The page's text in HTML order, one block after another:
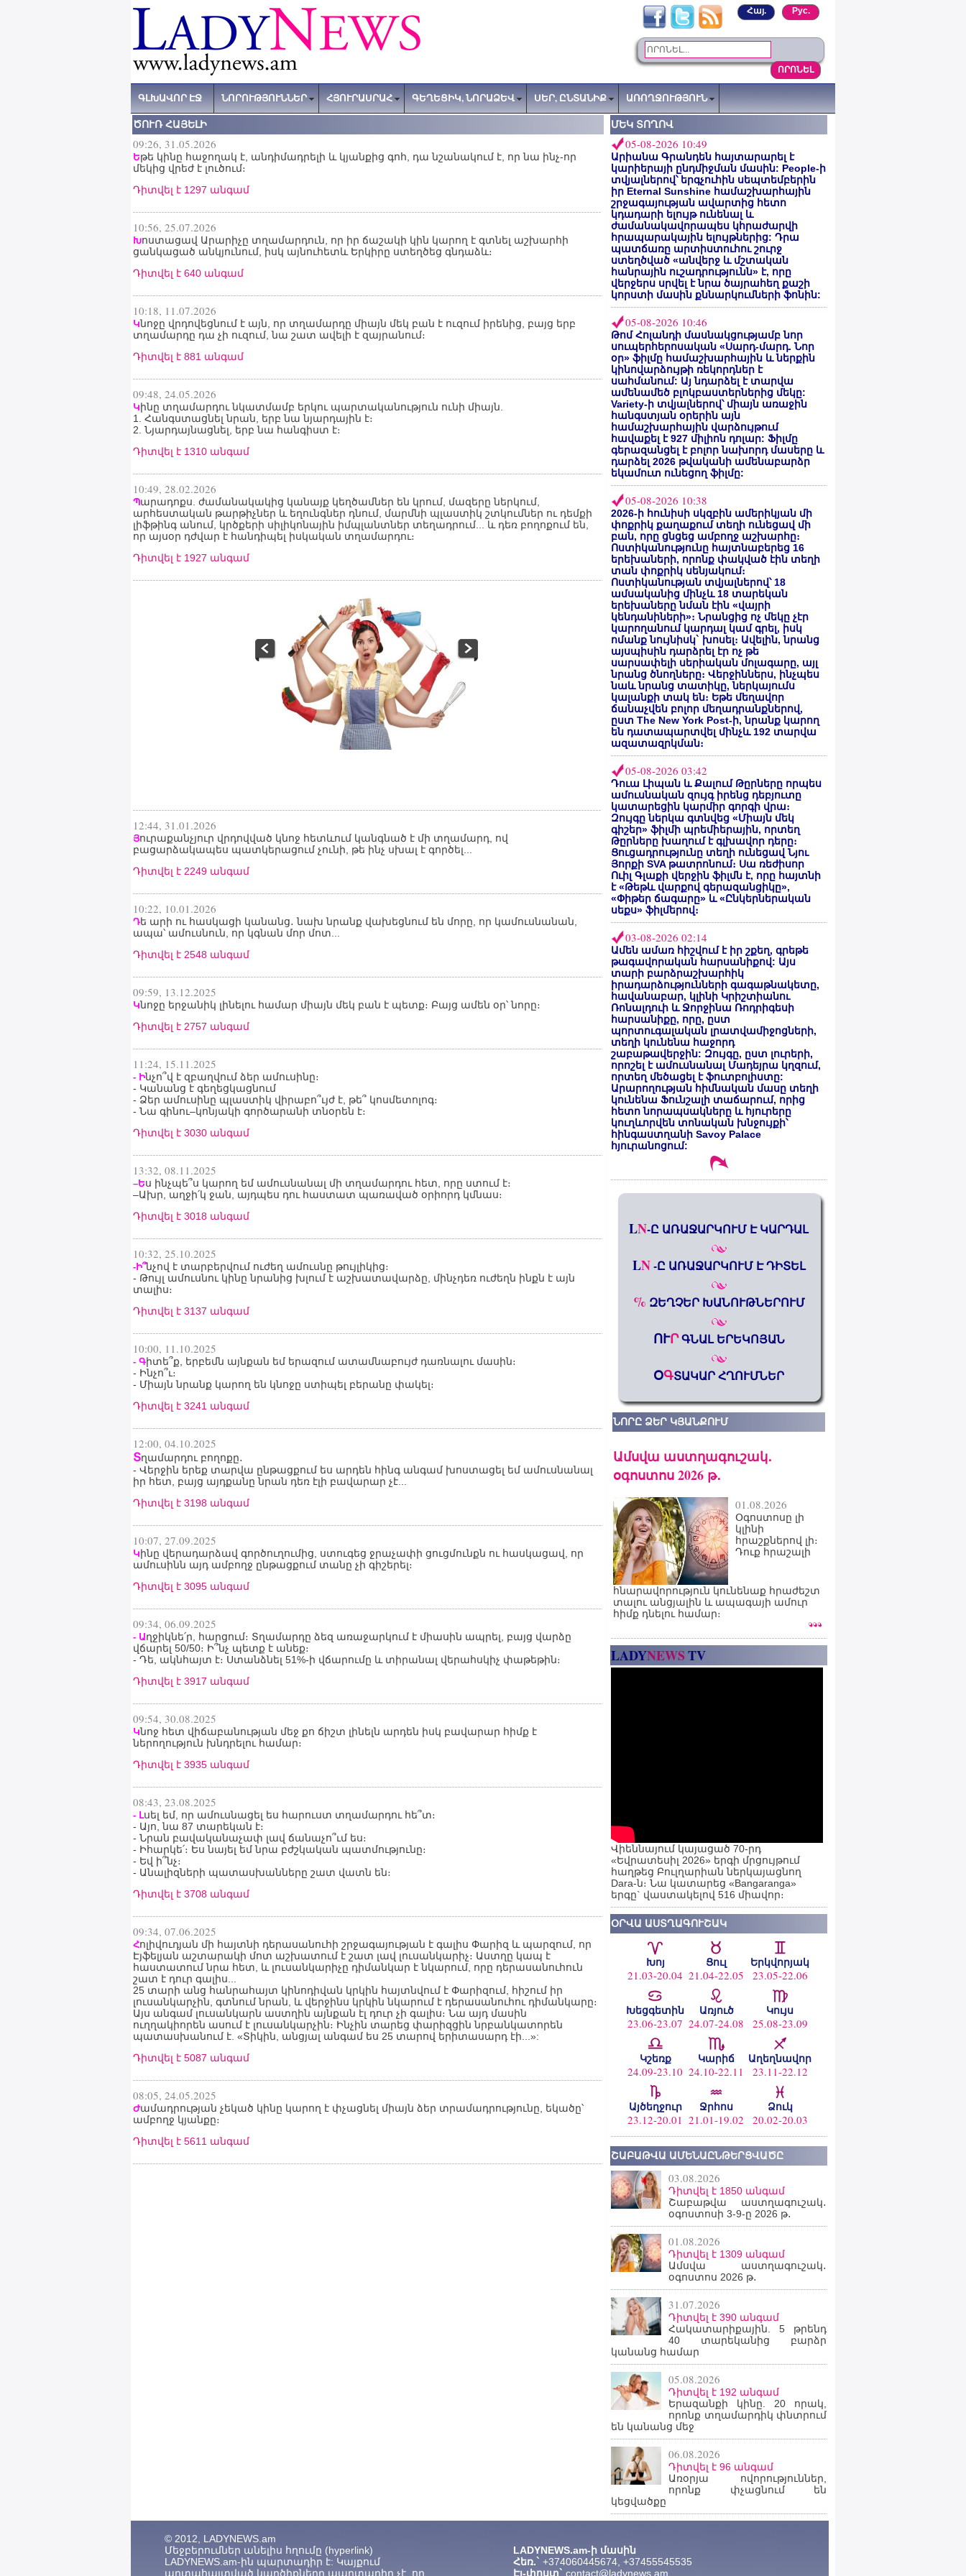
Рус.
Հայ.
ԳԼԽԱՎՈՐ ԷՋ ՆՈՐՈՒԹՅՈՒՆՆԵՐ ՀՅՈՒՐԱՍՐԱՀ ԳԵՂԵՑԻԿ, ՆՈՐԱՁԵՎ ՍԵՐ, ԸՆՏԱՆԻՔ ԱՌՈՂՋՈՒԹՅՈՒՆ
ԾՈՒՌ ՀԱՅԵԼԻ
09:26, 31.05.2026
Եթե կինը հաջողակ է, անդիմադրելի և կյանքից գոհ, դա նշանակում է, որ նա ինչ-որ
մեկից վրեժ է լուծում։
Դիտվել է 1297 անգամ
10:56, 25.07.2026
Խոստացավ Արարիչը տղամարդուն, որ իր ճաշակի կին կարող է գտնել աշխարհի
ցանկացած անկյունում, իսկ այնուհետև Երկիրը ստեղծեց գնդաձև։
Դիտվել է 640 անգամ
10:18, 11.07.2026
Կնոջը վրդովեցնում է այն, որ տղամարդը միայն մեկ բան է ուզում իրենից, բայց երբ
տղամարդը դա չի ուզում, նա շատ ավելի է զայրանում։
Դիտվել է 881 անգամ
09:48, 24.05.2026
Կինը տղամարդու նկատմամբ երկու պարտականություն ունի միայն.
1. Հանգստացնել նրան, երբ նա նյարդային է։
2. Նյարդայնացնել, երբ նա հանգիստ է։
Դիտվել է 1310 անգամ
10:49, 28.02.2026
Պարադոքս. ժամանակակից կանայք կեղծամներ են կրում, մազերը ներկում,
արհեստական թարթիչներ և եղունգներ դնում, մարմնի պլաստիկ շտկումներ ու դեմքի
լիֆթինգ անում, կրծքերի սիլիկոնային իմպլանտներ տեղադրում... և դեռ բողոքում են,
որ այսօր դժվար է հանդիպել իսկական տղամարդու։
Դիտվել է 1927 անգամ
12:44, 31.01.2026
Յուրաքանչյուր վրդովված կնոջ հետևում կանգնած է մի տղամարդ, ով
բացարձակապես պատկերացում չունի, թե ինչ սխալ է գործել...
Դիտվել է 2249 անգամ
10:22, 10.01.2026
Դե արի ու հասկացի կանանց․ նախ նրանք վախեցնում են մորը, որ կամուսնանան,
ապա՝ ամուսնուն, որ կգնան մոր մոտ...
Դիտվել է 2548 անգամ
09:59, 13.12.2025
Կնոջը երջանիկ լինելու համար միայն մեկ բան է պետք։ Բայց ամեն օր՝ նորը։
Դիտվել է 2757 անգամ
11:24, 15.11.2025
- Ինչո՞վ է զբաղվում ձեր ամուսինը։
- Կանանց է գեղեցկացնում
- Ձեր ամուսինը պլաստիկ վիրաբո՞ւյժ է, թե՞ կոսմետոլոգ։
- Նա գինու–կոնյակի գործարանի տնօրեն է։
Դիտվել է 3030 անգամ
13:32, 08.11.2025
–Ես ինչպե՞ս կարող եմ ամուսնանալ մի տղամարդու հետ, որը ստում է։
–Ախր, աղջի՛կ ջան, այդպես դու հաստատ պառաված օրիորդ կմնաս։
Դիտվել է 3018 անգամ
10:32, 25.10.2025
-Ի՞նչով է տարբերվում ուժեղ ամուսնը թույլիկից։
- Թույլ ամուսնու կինը նրանից խլում է աշխատավարձը, մինչդեռ ուժեղն ինքն է այն
տալիս։
Դիտվել է 3137 անգամ
10:00, 11.10.2025
- Գիտե՞ք, երբեմն այնքան եմ երազում ատամնաբույժ դառնալու մասին։
- Ինչո՞ւ։
- Միայն նրանք կարող են կնոջը ստիպել բերանը փակել։
Դիտվել է 3241 անգամ
12:00, 04.10.2025
Տղամարդու բողոքը․
- Վերջին երեք տարվա ընթացքում ես արդեն հինգ անգամ խոստացել եմ ամուսնանալ
իր հետ, բայց այդքանը նրան դեռ էլի բավարար չէ...
Դիտվել է 3198 անգամ
10:07, 27.09.2025
Կինը վերադարձավ գործուղումից, ստուգեց ջրաչափի ցուցմունքն ու հասկացավ, որ
ամուսինն այդ ամբողջ ընթացքում տանը չի գիշերել։
Դիտվել է 3095 անգամ
09:34, 06.09.2025
- Աղջիկնե՛ր, հարցում։ Տղամարդը ձեզ առաջարկում է միասին ապրել, բայց վարձը
վճարել 50/50։ Ի՞նչ պետք է անեք։
- Դե, ակնհայտ է։ Ստանձնել 51%-ի վճարումը և տիրանալ վերահսկիչ փաթեթին։
Դիտվել է 3917 անգամ
09:54, 30.08.2025
Կնոջ հետ վիճաբանության մեջ քո ճիշտ լինելն արդեն իսկ բավարար հիմք է
ներողություն խնդրելու համար։
Դիտվել է 3935 անգամ
08:43, 23.08.2025
- Լսել եմ, որ ամուսնացել ես հարուստ տղամարդու հե՞տ։
- Այո, նա 87 տարեկան է։
- Նրան բավականաչափ լավ ճանաչո՞ւմ ես։
- Իհարկե՛։ Ես նայել եմ նրա բժշկական պատմությունը։
- Եվ ի՞նչ։
- Անալիզների պատասխանները շատ վատն են։
Դիտվել է 3708 անգամ
09:34, 07.06.2025
Հոլիվուդյան մի հայտնի դերասանուհի շրջագայության է գալիս Փարիզ և պարզում, որ
Էյֆելյան աշտարակի մոտ աշխատում է շատ լավ լուսանկարիչ։ Աստղը կապ է
հաստատում նրա հետ, և լուսանկարիչը դիմանկար է նկարում, որը դերասանուհուն
շատ է դուր գալիս...
25 տարի անց հանրահայտ կինոդիվան կրկին հայտնվում է Փարիզում, հիշում իր
լուսանկարչին, գտնում նրան, և վերջինս կրկին նկարում է դերասանուհու դիմանկարը։
Այս անգամ լուսանկարն աստղին այնքան էլ դուր չի գալիս։ Նա այդ մասին
ուղղակիորեն ասում է լուսանկարչին։ Ինչին տարեց փարիզցին նրբանկատորեն
պատասխանում է. «Տիկին, անցյալ անգամ ես 25 տարով երիտասարդ էի...»:
Դիտվել է 5087 անգամ
08:05, 24.05.2025
Ժամադրության չեկած կինը կարող է փչացնել միայն ձեր տրամադրությունը, եկածը՝
ամբողջ կյանքը։
Դիտվել է 5611 անգամ
ՄԵԿ ՏՈՂՈՎ
05-08-2026 10:49
Արիանա Գրանդեն հայտարարել է
կարիերայի ընդմիջման մասին: People-ի
տվյալներով՝ երգչուհին սեպտեմբերին
իր Eternal Sunshine համաշխարհային
շրջագայության ավարտից հետո
կդադարի ելույթ ունենալ և
ժամանակավորապես կհրաժարվի
հրապարակային ելույթներից: Դրա
պատճառը արտիստուհու շուրջ
ստեղծված «անվերջ և մշտական
հանրային ուշադրությունն» է, որը
վերջերս սրվել է նրա ծայրահեղ քաշի
կորստի մասին քննարկումների ֆոնին:
05-08-2026 10:46
Թոմ Հոլանդի մասնակցությամբ նոր
սուպերհերոսական «Սարդ-մարդ. Նոր
օր» ֆիլմը համաշխարհային և ներքին
կինովարձույթի ռեկորդներ է
սահմանում: Այ նդարձել է տարվա
ամենամեծ բլոկբաստերներից մեկը:
Variety-ի տվյալներով՝ միայն առաջին
հանգստյան օրերին այն
համաշխարհային վարձույթում
հավաքել է 927 միլիոն դոլար: Ֆիլմը
գերազանցել է բոլոր նախորդ մասերը և
դարձել 2026 թվականի ամենաբարձր
եկամուտ ունեցող ֆիլմը:
05-08-2026 10:38
2026-ի հունիսի սկզբին ամերիկյան մի
փոքրիկ քաղաքում տեղի ունեցավ մի
բան, որը ցնցեց ամբողջ աշխարհը։
Ոստիկանությունը հայտնաբերեց 16
երեխաների, որոնք փակված էին տեղի
տան փոքրիկ սենյակում։
Ոստիկանության տվյալներով՝ 18
ամսականից մինչև 18 տարեկան
երեխաները նման էին «վայրի
կենդանիների»։ Նրանցից ոչ մեկը չէր
կարողանում կարդալ կամ գրել, իսկ
ոմանք նույնիսկ` խոսել։ Ավելին, նրանց
այսպիսին դարձրել էր ոչ թե
սարսափելի սերիական մոլագարը, այլ
նրանց ծնողները։ Վերջիններս, ինչպես
նաև նրանց տատիկը, ներկայումս
կալանքի տակ են։ Եթե մեղավոր
ճանաչվեն բոլոր մեղադրանքներով,
ըստ The New York Post-ի, նրանք կարող
են դատապարտվել մինչև 192 տարվա
ազատազրկման։
05-08-2026 03:42
Դուա Լիպան և Քալում Թըրները որպես
ամուսնական զույգ իրենց դեբյուտը
կատարեցին կարմիր գորգի վրա։
Զույգը ներկա գտնվեց «Միայն մեկ
գիշեր» ֆիլմի պրեմիերային, որտեղ
Թըրները խաղում է գլխավոր դերը։
Ցուցադրությունը տեղի ունեցավ Նյու
Յորքի SVA թատրոնում։ Սա ռեժիսոր
Ուիլ Գլաքի վերջին ֆիլմն է, որը հայտնի
է «Թեթև վարքով գերազանցիկը»,
«Փիթեր ճագարը» և «Ընկերներական
սեքս» ֆիլմերով։
03-08-2026 02:14
Ամեն ամառ հիշվում է իր շքեղ, գրեթե
թագավորական հարսանիքով: Այս
տարի բարձրաշխարհիկ
իրադարձությունների գագաթնակետը,
հավանաբար, կլինի Կրիշտիանու
Ռոնալդուի և Ջորջինա Ռոդրիգեսի
հարսանիքը, որը, ըստ
պորտուգալական լրատվամիջոցների,
տեղի կունենա հաջորդ
շաբաթավերջին: Զույգը, ըստ լուրերի,
որոշել է ամուսնանալ Մադեյրա կղզում,
որտեղ մեծացել է ֆուտբոլիստը:
Արարողության հիմնական մասը տեղի
կունենա Ֆունշալի տաճարում, որից
հետո նորապսակները և հյուրերը
կուղևորվեն տոնական խնջույքի՝
հինգաստղանի Savoy Palace
հյուրանոցում:
LN-Ը ԱՌԱՋԱՐԿՈՒՄ Է ԿԱՐԴԱԼ
LN-Ը ԱՌԱՋԱՐԿՈՒՄ Է ԴԻՏԵԼ
% ԶԵՂՉԵՐ ԽԱՆՈՒԹՆԵՐՈՒՄ
ՈՒՐԳՆԱԼ ԵՐԵԿՈՅԱՆ
ՕԳՏԱԿԱՐ ՀՂՈՒՄՆԵՐ
ՆՈՐԸ ՁԵՐ ԿՅԱՆՔՈՒՄ
Ամսվա աստղագուշակ․
օգոստոս 2026 թ․
01.08.2026
Օգոստոսը լի
կլինի
հրաշքներով լի։
Դուք հրաշալի
հնարավորություն կունենաք հրաժեշտ
տալու անցյալին և ապագայի ամուր
հիմք դնելու համար։
LADYNEWSTV
Վիեննայում կայացած 70-րդ
«Եվրատեսիլ 2026» երգի մրցույթում
հաղթեց Բուլղարիան ներկայացնող
Dara-ն։ Նա կատարեց «Bangaranga»
երգը` վաստակելով 516 միավոր։
ՕՐՎԱ ԱՍՏՂԱԳՈՒՇԱԿ
Խոյ
21.03-20.04
Ցուլ
21.04-22.05
Երկվորյակ
23.05-22.06
Խեցգետին
23.06-23.07
Առյուծ
24.07-24.08
Կույս
25.08-23.09
Կշեռք
24.09-23.10
Կարիճ
24.10-22.11
Աղեղնավոր
23.11-22.12
Այծեղջուր
23.12-20.01
Ջրհոս
21.01-19.02
Ձուկ
20.02-20.03
ՇԱԲԱԹՎԱ ԱՄԵՆԱԸՆԹԵՐՑՎԱԾԸ
03.08.2026
Դիտվել է 1850 անգամ
Շաբաթվա աստղագուշակ․
օգոստոսի 3-9-ը 2026 թ․
01.08.2026
Դիտվել է 1309 անգամ
Ամսվա աստղագուշակ․
օգոստոս 2026 թ․
31.07.2026
Դիտվել է 390 անգամ
Հակատարիքային. 5 թրենդ
40 տարեկանից բարձր
կանանց համար
05.08.2026
Դիտվել է 192 անգամ
Երազանքի կինը. 20 որակ,
որոնք տղամարդիկ փնտրում
են կանանց մեջ
06.08.2026
Դիտվել է 96 անգամ
Առօրյա ովորություններ,
որոնք փչացնում են
կեցվածքը
© 2012, LADYNEWS.am
Մեջբերումներ անելիս հղումը (hyperlink)
LADYNEWS.am-ին պարտադիր է: Կայքում
արտահայտված կարծիքները պարտադիր չէ, որ
LADYNEWS.am-ի մասին
Հեռ.` +374060445674, +37455545535
Էլ-փոստ` contact@ladynews.am